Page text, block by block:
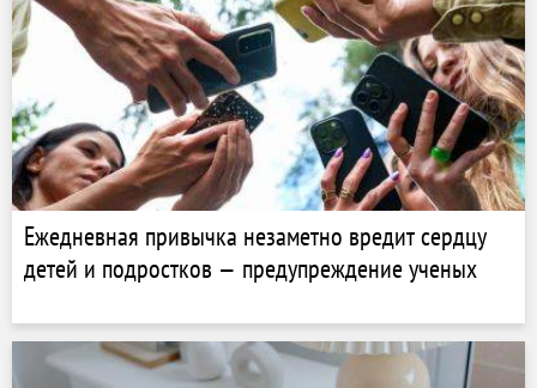
Ежедневная привычка незаметно вредит сердцу
детей и подростков — предупреждение ученых